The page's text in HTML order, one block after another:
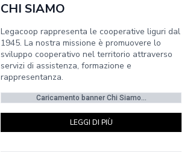
CHI SIAMO
Legacoop rappresenta le cooperative liguri dal
1945. La nostra missione è promuovere lo
sviluppo cooperativo nel territorio attraverso
servizi di assistenza, formazione e
rappresentanza.
Caricamento banner Chi Siamo...
LEGGI DI PIÙ